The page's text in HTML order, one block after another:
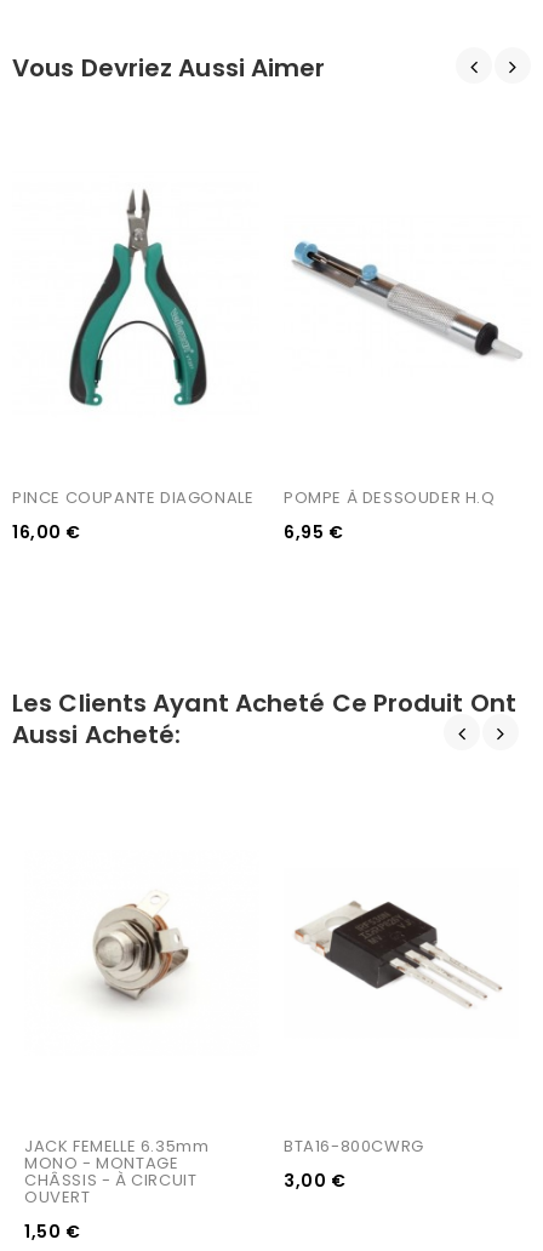
Vous Devriez Aussi Aimer
PINCE COUPANTE DIAGONALE
16,00 €
POMPE À DESSOUDER H.Q
6,95 €
Les Clients Ayant Acheté Ce Produit Ont
Aussi Acheté:
JACK FEMELLE 6.35mm
MONO - MONTAGE
CHÂSSIS - À CIRCUIT
OUVERT
1,50 €
BTA16-800CWRG
3,00 €